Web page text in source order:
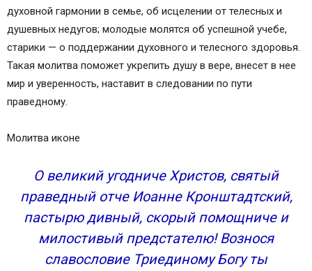
духовной гармонии в семье, об исцелении от телесных и
душевных недугов; молодые молятся об успешной учебе,
старики — о поддержании духовного и телесного здоровья.
Такая молитва поможет укрепить душу в вере, внесет в нее
мир и уверенность, наставит в следовании по пути
праведному.
Молитва иконе
О великий угодниче Христов, святый
праведный отче Иоанне Кронштадтский,
пастырю дивный, скорый помощниче и
милостивый предстателю! Вознося
славословие Триединому Богу ты